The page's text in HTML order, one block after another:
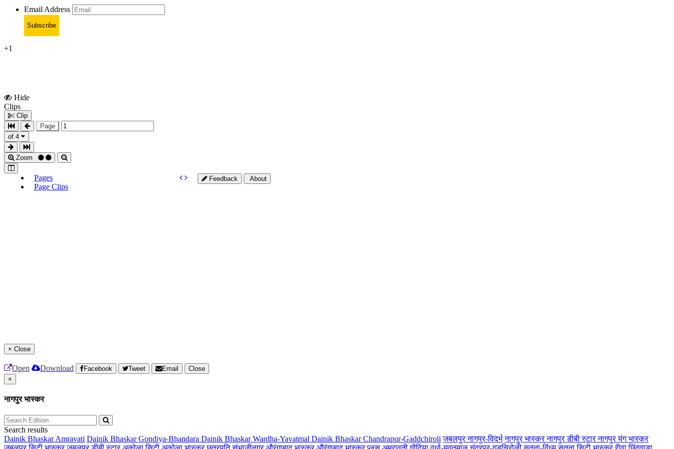
Email Address
Subscribe
+1
Hide
Clips
Clip
Page
of 4
Zoom
Pages
Page Clips
Feedback About
× Close
Open Download Facebook Tweet Email
Close
×
नागपुर भास्कर
Search results
Dainik Bhaskar Amravati Dainik Bhaskar Gondiya-Bhandara Dainik Bhaskar Wardha-Yavatmal Dainik Bhaskar Chandrapur-Gaddchiroli जबलपुरनागपुर-विदर्भ नागपुर भास्करनागपुर डीबी स्टारनागपुर यंग भास्कर